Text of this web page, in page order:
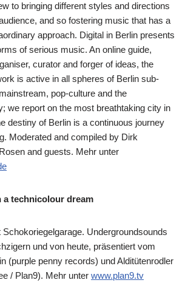
to bringing different styles and directions
and so fostering music that has a
approach. Digital in Berlin presents
of serious music. An online guide,
curator and forger of ideas, the
is active in all spheres of Berlin sub-
pop-culture and the
we report on the most breathtaking city in
destiny of Berlin is a continuous journey
Moderated and compiled by Dirk
and guests. Mehr unter
a technicolour dream
Undergroundsounds
und von heute, präsentiert vom
(purple penny records) und Alditütenrodler
/ Plan9). Mehr unter www.plan9.tv